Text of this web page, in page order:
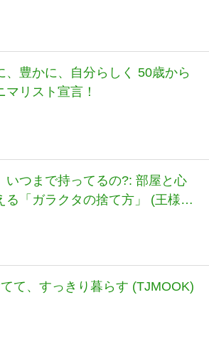
、豊かに、自分らしく 50歳から
マリスト宣言！
いつまで持ってるの?: 部屋と心
る「ガラクタの捨て方」 (王様文
様文庫 B 252-2)
て、すっきり暮らす (TJMOOK)